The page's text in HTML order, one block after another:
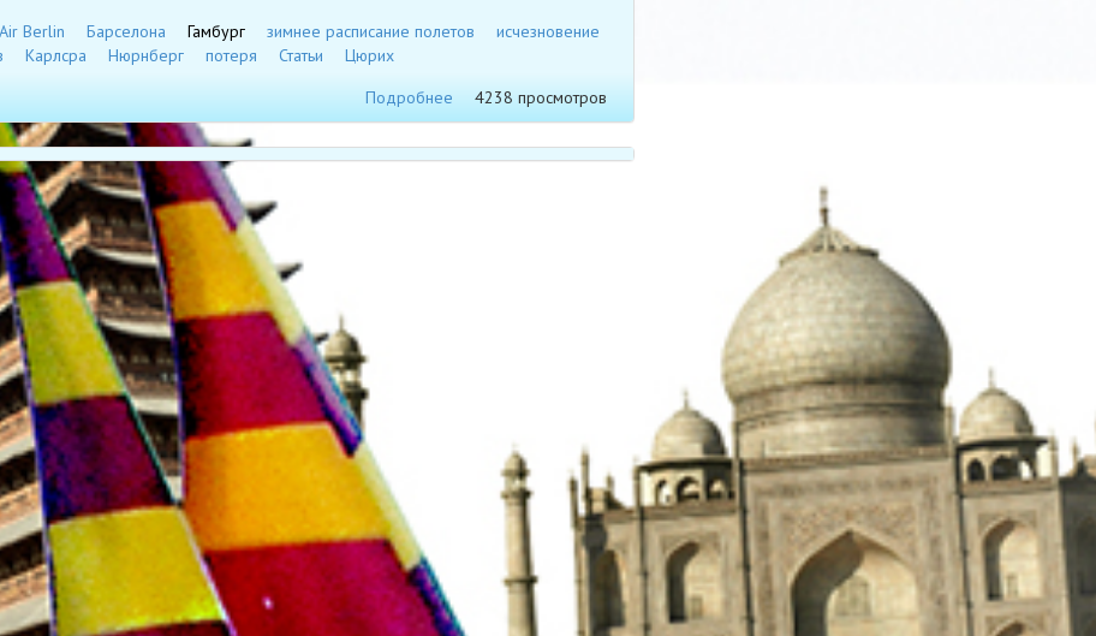
Air Berlin Барселона Гамбург зимнее расписание полетов
исчезновение
Карлсра Нюрнберг потеря Статьи
Цюрих
Подробнее
4238 просмотров